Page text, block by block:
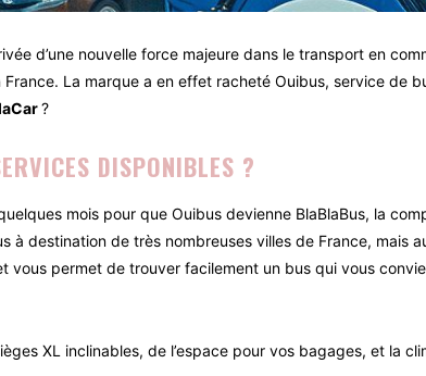
d’une nouvelle force majeure dans le transport en
La marque a en effet racheté Ouibus, service de
?
DISPONIBLES ?
mois pour que Ouibus devienne BlaBlaBus, la
à destination de très nombreuses villes de France, mais
vous permet de trouver facilement un bus qui vous
XL inclinables, de l’espace pour vos bagages, et la